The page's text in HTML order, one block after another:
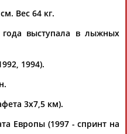
АБДРАХМАНОВ
Вес 64 кг.
выступала в лыжных
1994).
3х7,5 км).
Европы (1997 - спринт на